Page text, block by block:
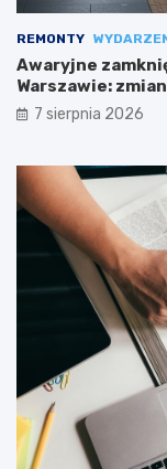
REMONTY
Awaryjne
Warszawie:
7 sierpnia 2026